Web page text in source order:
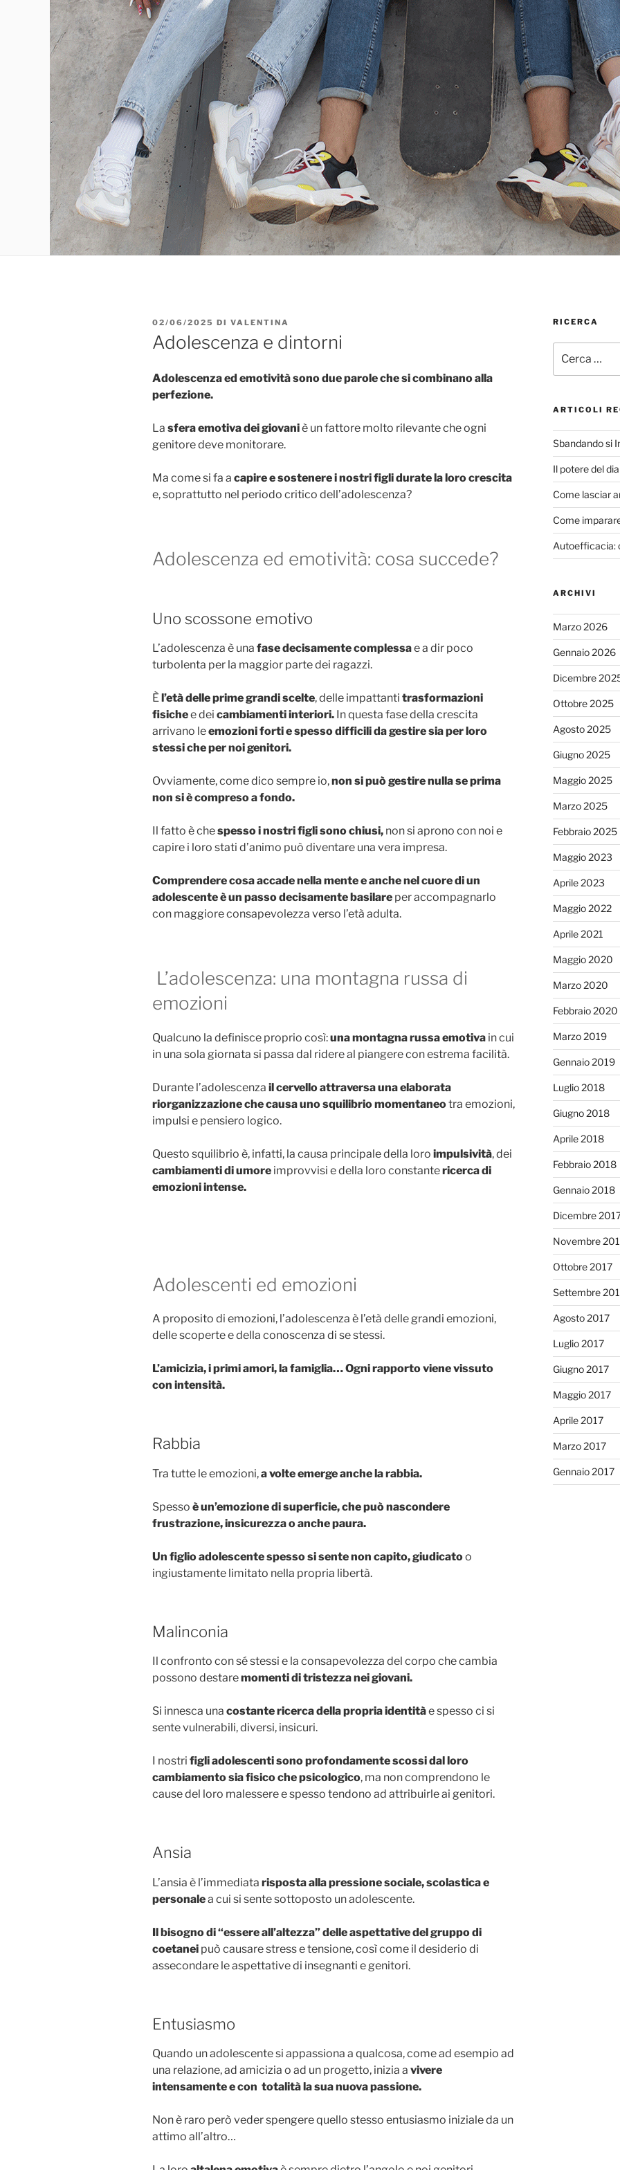
PUBBLICATO
IL
02/06/2025 DI VALENTINA
Adolescenza e dintorni
Adolescenza ed emotività sono due parole che si combinano alla
perfezione.
La sfera emotiva dei giovaniè un fattore molto rilevante che ogni
genitore deve monitorare.
Ma come si fa a capire e sostenere i nostri figli durate la loro crescita
e, soprattutto nel periodo critico dell’adolescenza?
Adolescenza ed emotività: cosa succede?
Uno scossone emotivo
L’adolescenza è una fase decisamente complessae a dir poco
turbolenta per la maggior parte dei ragazzi.
È l’età delle prime grandi scelte, delle impattanti trasformazioni
fisichee dei cambiamenti interiori. In questa fase della crescita
arrivano leemozioni forti e spesso difficili da gestire sia per loro
stessi che per noi genitori.
Ovviamente, come dico sempre io,non si può gestire nulla se prima
non si è compreso a fondo.
Il fatto è chespesso i nostri figli sono chiusi, non si aprono con noi e
capire i loro stati d’animo può diventare una vera impresa.
Comprendere cosa accade nella mente e anche nel cuore di un
adolescente è un passo decisamente basilare per accompagnarlo
con maggiore consapevolezza verso l’età adulta.
L’adolescenza: una montagna russa di
emozioni
Qualcuno la definisce proprio così:una montagna russa emotiva in cui
in una sola giornata si passa dal ridere al piangere con estrema facilità.
Durante l’adolescenza il cervello attraversa una elaborata
riorganizzazione che causa uno squilibrio momentaneotra emozioni,
impulsi e pensiero logico.
Questo squilibrio è, infatti, la causa principale della loro impulsività, dei
cambiamenti di umore improvvisi e della loro constantericerca di
emozioni intense.
Adolescenti ed emozioni
A proposito di emozioni, l’adolescenza è l’età delle grandi emozioni,
delle scoperte e della conoscenza di se stessi.
L’amicizia, i primi amori, la famiglia… Ogni rapporto viene vissuto
con intensità.
Rabbia
Tra tutte le emozioni,a volte emerge anche la rabbia.
Spesso è un’emozione di superficie, che può nascondere
frustrazione, insicurezza o anche paura.
Un figlio adolescente spesso si sente non capito, giudicatoo
ingiustamente limitato nella propria libertà.
Malinconia
Il confronto con sé stessi e la consapevolezza del corpo che cambia
possono destaremomenti di tristezza nei giovani.
Si innesca una costante ricerca della propria identitàe spesso ci si
sente vulnerabili, diversi, insicuri.
I nostri figli adolescenti sono profondamente scossi dal loro
cambiamento sia fisico che psicologico, ma non comprendono le
cause del loro malessere e spesso tendono ad attribuirle ai genitori.
Ansia
L’ansia è l’immediata risposta alla pressione sociale, scolastica e
personalea cui si sente sottoposto un adolescente.
Il bisogno di “essere all’altezza” delle aspettative del gruppo di
coetanei può causare stress e tensione, così come il desiderio di
assecondare le aspettative di insegnanti e genitori.
Entusiasmo
Quando un adolescente si appassiona a qualcosa, come ad esempio ad
una relazione, ad amicizia o ad un progetto, inizia a vivere
intensamente e con totalità la sua nuova passione.
Non è raro però veder spengere quello stesso entusiasmo iniziale da un
attimo all’altro…
RICERCA
ARTICOLI
Sbandando si
Il potere del
Come lasciar
Come
Autoefficacia:
ARCHIVI
Marzo 2026
Gennaio 2026
Dicembre
Ottobre 2025
Agosto 2025
Giugno 2025
Maggio 2025
Marzo 2025
Febbraio 2025
Maggio 2023
Aprile 2023
Maggio 2022
Aprile 2021
Maggio 2020
Marzo 2020
Febbraio 2020
Marzo 2019
Gennaio 2019
Luglio 2018
Giugno 2018
Aprile 2018
Febbraio 2018
Gennaio 2018
Dicembre
Novembre
Ottobre 2017
Settembre
Agosto 2017
Luglio 2017
Giugno 2017
Maggio 2017
Aprile 2017
Marzo 2017
Gennaio 2017